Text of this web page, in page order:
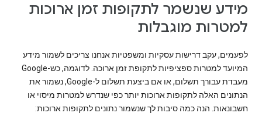
מידע שנשמר לתקופות זמן ארוכות
למטרות מוגבלות
לפעמים, עקב דרישות עסקיות ומשפטיות אנחנו צריכים לשמור מידע
המיועד למטרות ספציפיות לתקופת זמן ארוכה. לדוגמה, כש-Google
מעבדת עבורך תשלום, או אם ביצעת תשלום ל-Google, נשמור את
הנתונים האלה לתקופות ארוכות יותר כפי שנדרש למטרות מיסוי או
חשבונאות. הנה כמה סיבות לך שנשמור נתונים לתקופות ארוכות: